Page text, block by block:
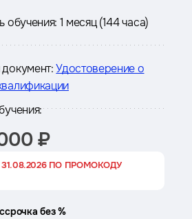
обучения: 1 месяц (144 часа)
Удостоверение о
₽
ПО ПРОМОКОДУ
без %